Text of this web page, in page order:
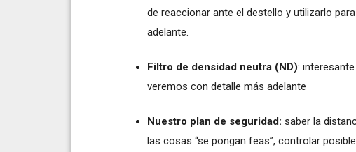
de reaccionar ante el destello y utilizarlo
adelante.
Filtro de densidad neutra (ND):
veremos con detalle más adelante
Nuestro plan de seguridad: saber la
las cosas “se pongan feas”, controlar